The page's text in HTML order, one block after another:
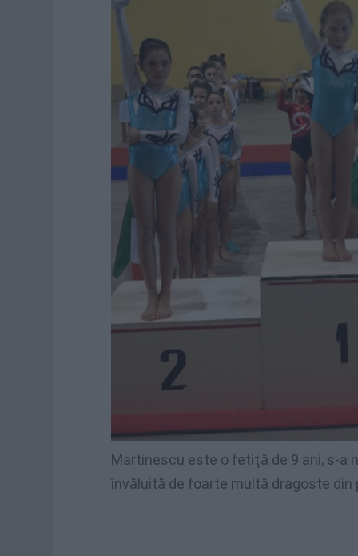
Martinescu este o fetiţă de 9 ani, s-a
învăluită de foarte multă dragoste din